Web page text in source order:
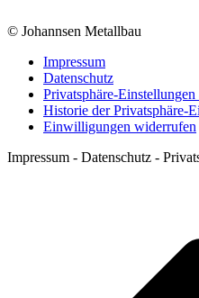
© Johannsen Metallbau
Impressum
Datenschutz
Privatsphäre-Einstellungen
Historie der Privatsphäre-
Einwilligungen widerrufen
Impressum - Datenschutz -